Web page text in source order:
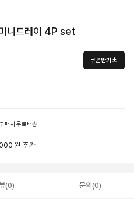
니트레이 4P set
쿠폰받기
매시 무료배송
원 추가
(0) 문의(0)